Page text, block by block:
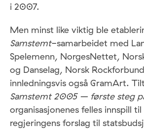
i 2007.
Men minst like viktig ble
Samstemt-samarbeidet med
Spelemenn, NorgesNettet,
og Danselag, Norsk
innledningsvis også GramArt.
Samstemt 2005 – første steg
organisasjonenes felles innspill
regjeringens forslag til